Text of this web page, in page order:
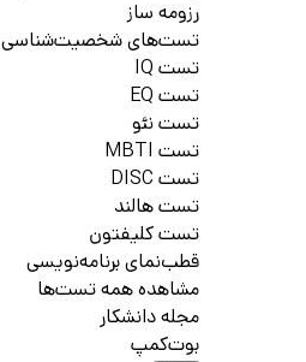
رزومه ساز
تست‌های شخصیت‌شناسی
تست IQ
تست EQ
تست نئو
تست MBTI
تست DISC
تست هالند
تست کلیفتون
قطب‌نمای برنامه‌نویسی
مشاهده همه تست‌ها
مجله دانشکار
بوت‌کمپ